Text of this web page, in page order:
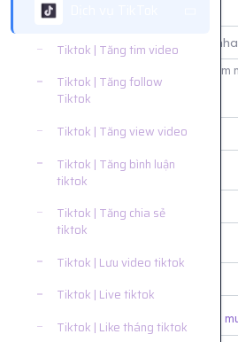
Tiktok | Tăng tim video
Tiktok | Tăng follow
Tiktok
Tiktok | Tăng view video
Tiktok | Tăng bình luận
tiktok
Tiktok | Tăng chia sẻ
tiktok
Tiktok | Lưu video tiktok
Tiktok | Live tiktok
Tiktok | Like tháng tiktok
Tìm nhanh dịch vụ
Nhập tên hoặc ID dịch vụ để tìm kiếm
Nền tảng
Phân loại
Bạn